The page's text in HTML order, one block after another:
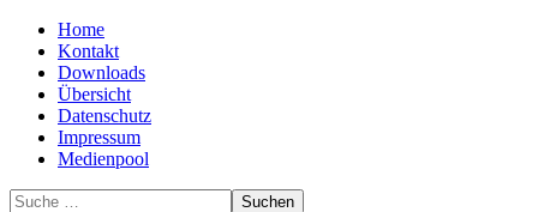
Home
Kontakt
Downloads
Übersicht
Datenschutz
Impressum
Medienpool
Suchen